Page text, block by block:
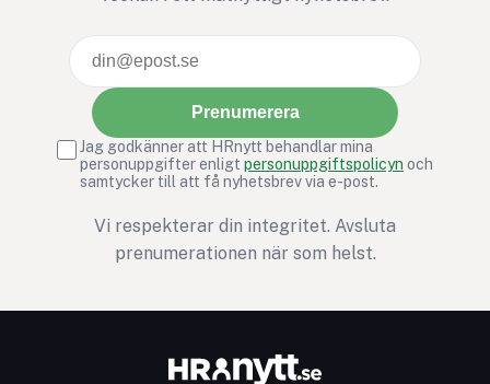
Prenumerera
Jag godkänner att HRnytt behandlar mina
personuppgifter enligt personuppgiftspolicyn och
samtycker till att få nyhetsbrev via e-post.
Vi respekterar din integritet. Avsluta
prenumerationen när som helst.